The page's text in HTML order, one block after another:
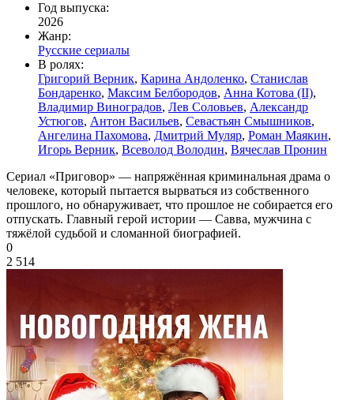
Год выпуска:
2026
Жанр:
Русские сериалы
В ролях:
Григорий Верник, Карина Андоленко, Станислав
Бондаренко, Максим Белбородов, Анна Котова (II),
Владимир Виноградов, Лев Соловьев, Александр
Устюгов, Антон Васильев, Севастьян Смышников,
Ангелина Пахомова, Дмитрий Муляр, Роман Маякин,
Игорь Верник, Всеволод Володин, Вячеслав Пронин
Сериал «Приговор» — напряжённая криминальная драма о
человеке, который пытается вырваться из собственного
прошлого, но обнаруживает, что прошлое не собирается его
отпускать. Главный герой истории — Савва, мужчина с
тяжёлой судьбой и сломанной биографией.
0
2 514